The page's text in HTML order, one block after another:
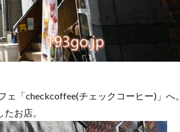
「checkcoffee(チェックコーヒー)」へ。
お店。